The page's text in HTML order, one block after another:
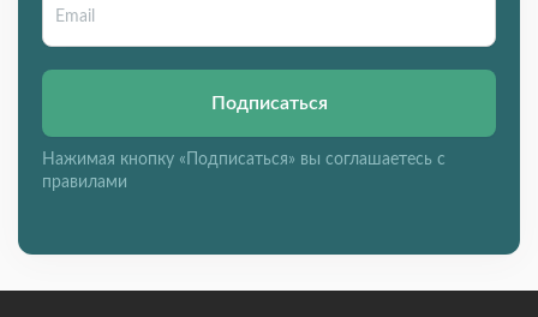
Подписаться
Нажимая кнопку «Подписаться» вы соглашаетесь с
правилами